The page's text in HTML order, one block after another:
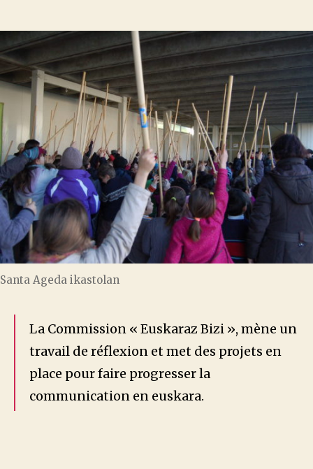
Santa Ageda ikastolan
La Commission « Euskaraz Bizi », mène un
travail de réflexion et met des projets en
place pour faire progresser la
communication en euskara.